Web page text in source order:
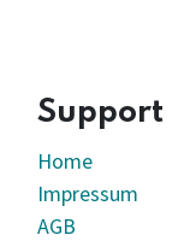
Support
Home
Impressum
AGB